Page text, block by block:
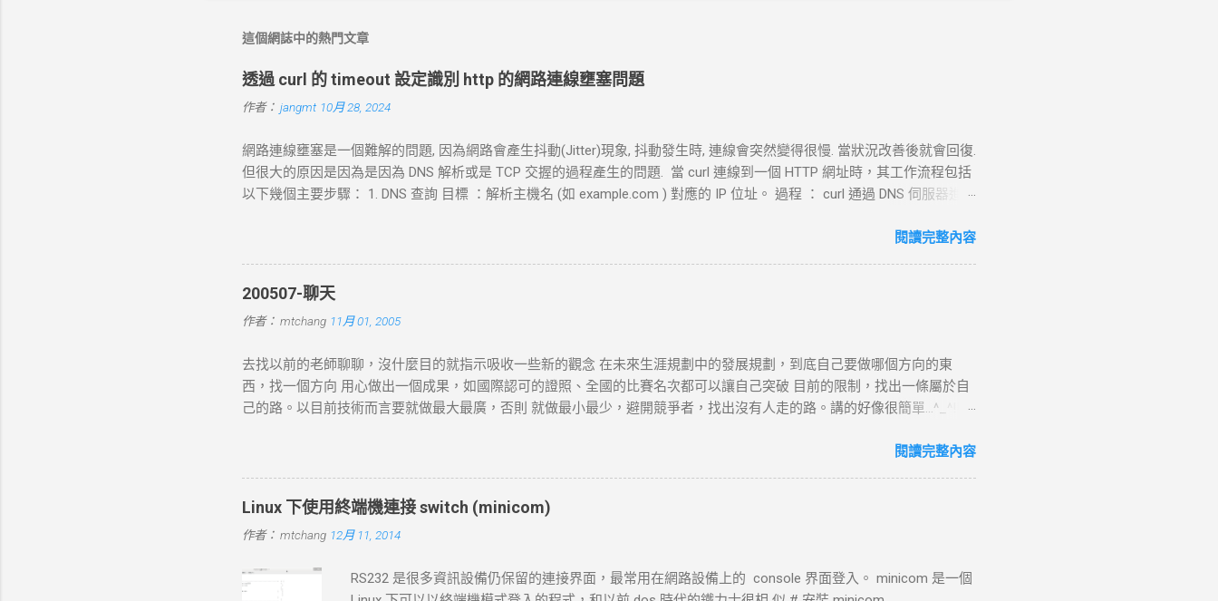
這個網誌中的熱門文章
透過 curl 的 timeout 設定識別 http 的網路連線壅塞問題
作者： jangmt 10月 28, 2024
網路連線壅塞是一個難解的問題, 因為網路會產生抖動(Jitter)現象, 抖動發生時, 連線會突然變得很慢. 當狀況改善後就會回復.
但很大的原因是因為是因為 DNS 解析或是 TCP 交握的過程產生的問題. 當 curl 連線到一個 HTTP 網址時，其工作流程包括
以下幾個主要步驟： 1. DNS 查詢 目標 ：解析主機名 (如 example.com ) 對應的 IP 位址。 過程 ： curl 通過 DNS 伺服器進行
錯誤並中止。 2. TCP 三向交握 (Three-Way Handshake) 目標 ：建立與目標伺服器的 TCP 連線。 過程 ： curl 通過系統內核
connect-timeout 設定時間內未完成三向交握，則連線失敗並返回超時錯誤。 3. 發送 HTTP 請求 目標 ：向伺服器發送具體
的 HTTP 請求，根據 URL 設定不同的請求方法（如 GET 、 POST ）。 過程 ： curl 構建 HTTP 請求標頭並附加任何所需的
數據（如表單數據），然後通過已建立的 TCP 連線將請求發送到伺服器。 結果 ：伺服器接收請求並準備回應，若過程中出
的回應內容。 過程 ：伺服器確認請求內容後，由 HTTP 伺服器（如 httpd ）根據需求（例如讀取靜態文件或調用後端服
務）生成回應，並加上適當的 HTTP 狀態碼和標頭。 結果 ：伺服器將回應內容傳回給 curl 客戶端。 5. 接收 HTTP 回應 目
標 ： curl 從伺服器接收回應數據，並在終端或指定的輸出目標中顯示。 過程 ： curl 讀取 HTTP 回應標頭（包括狀態碼，
閱讀完整內容
200507-聊天
作者： mtchang 11月 01, 2005
去找以前的老師聊聊，沒什麼目的就指示吸收一些新的觀念 在未來生涯規劃中的發展規劃，到底自己要做哪個方向的東
西，找一個方向 用心做出一個成果，如國際認可的證照、全國的比賽名次都可以讓自己突破 目前的限制，找出一條屬於自
己的路。以目前技術而言要就做最大最廣，否則 就做最小最少，避開競爭者，找出沒有人走的路。講的好像很簡單...^_^!!
Java在嵌入式系統上的開發 當然如果在學習過程中，有好的工作一定要爭取，要藉由好的工作來跳到更好的工作 研究所隨
閱讀完整內容
Linux 下使用終端機連接 switch (minicom)
作者： mtchang 12月 11, 2014
RS232 是很多資訊設備仍保留的連接界面，最常用在網路設備上的 console 界面登入。 minicom 是一個